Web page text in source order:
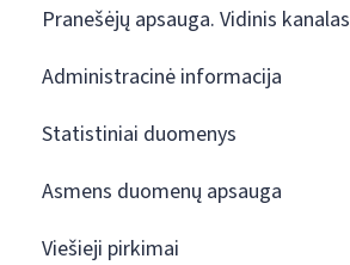
Pranešėjų apsauga. Vidinis kanalas
Administracinė informacija
Statistiniai duomenys
Asmens duomenų apsauga
Viešieji pirkimai